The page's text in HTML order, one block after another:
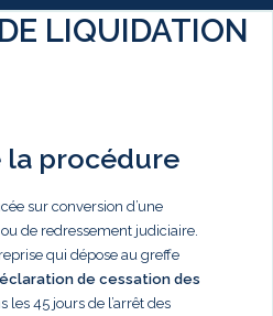
LIQUIDATION
la procédure
sur conversion d’une
ou de redressement judiciaire.
qui dépose au greffe
de cessation des
les 45 jours de l’arrêt des